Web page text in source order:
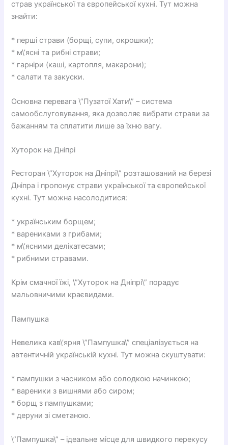
страв української та європейської кухні. Тут можна
знайти:
* перші страви (борщі, супи, окрошки);
* м\’ясні та рибні страви;
* гарніри (каші, картопля, макарони);
* салати та закуски.
Основна перевага \”Пузатої Хати\” – система
самообслуговування, яка дозволяє вибрати страви за
бажанням та сплатити лише за їхню вагу.
Хуторок на Дніпрі
Ресторан \”Хуторок на Дніпрі\” розташований на березі
Дніпра і пропонує страви української та європейської
кухні. Тут можна насолодитися:
* українським борщем;
* варениками з грибами;
* м\’ясними делікатесами;
* рибними стравами.
Крім смачної їжі, \”Хуторок на Дніпрі\” порадує
мальовничими краєвидами.
Пампушка
Невелика кав\’ярня \”Пампушка\” спеціалізується на
автентичній українській кухні. Тут можна скуштувати:
* пампушки з часником або солодкою начинкою;
* вареники з вишнями або сиром;
* борщ з пампушками;
* деруни зі сметаною.
\”Пампушка\” – ідеальне місце для швидкого перекусу